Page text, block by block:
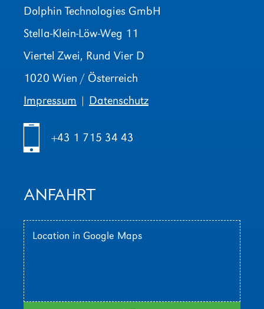
Dolphin Technologies GmbH
Stella-Klein-Löw-Weg 11
Viertel Zwei, Rund Vier D
1020 Wien / Österreich
Impressum | Datenschutz
+43 1 715 34 43
ANFAHRT
Location in Google Maps